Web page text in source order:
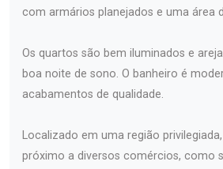
com armários planejados e uma área
Os quartos são bem iluminados e
boa noite de sono. O banheiro é
acabamentos de qualidade.
Localizado em uma região
próximo a diversos comércios, como